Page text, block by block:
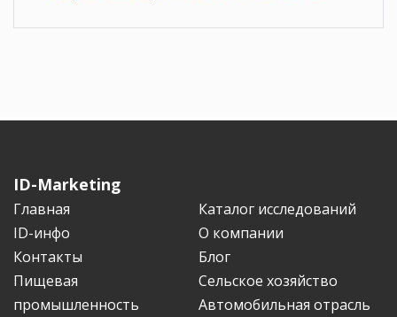
ID-Marketing
Главная
Каталог исследований
ID-инфо
О компании
Контакты
Блог
Пищевая
промышленность
Сельское хозяйство
Автомобильная отрасль